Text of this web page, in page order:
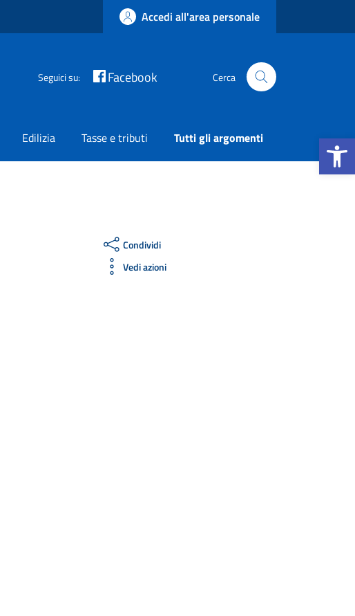
Apri la
Accedi all'area personale
Seguici su: Facebook Cerca
Edilizia Tasse e tributi Tutti gli argomenti
Condividi
Vedi azioni